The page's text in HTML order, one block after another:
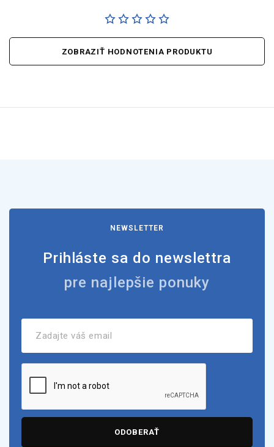
ZOBRAZIŤ HODNOTENIA PRODUKTU
NEWSLETTER
Prihláste sa do newslettra
pre najlepšie ponuky
ODOBERAŤ